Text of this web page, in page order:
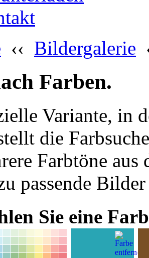
‹‹ Bildergalerie
Farben.
Variante, in
die
Farbtöne
passende
Sie eine